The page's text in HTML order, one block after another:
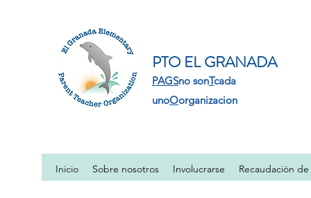
PTO EL GRANADA
PAGSno sonTcada
unoOorganizacion
Inicio Sobre nosotros Involucrarse Recaudación